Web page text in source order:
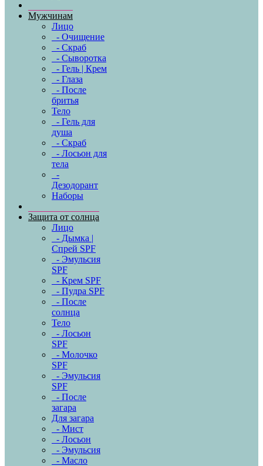
Мужчинам
Лицо
- Очищение
- Скраб
- Сыворотка
- Гель | Крем
- Глаза
- После
бритья
Тело
- Гель для
душа
- Скраб
- Лосьон для
тела
-
Дезодорант
Наборы
Защита от солнца
Лицо
- Дымка |
Спрей SPF
- Эмульсия
SPF
- Крем SPF
- Пудра SPF
- После
солнца
Тело
- Лосьон
SPF
- Молочко
SPF
- Эмульсия
SPF
- После
загара
Для загара
- Мист
- Лосьон
- Эмульсия
- Масло